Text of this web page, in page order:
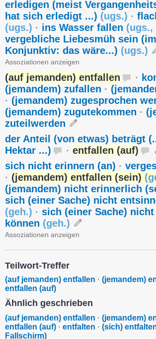
erledigen (meist
hat sich erledigt ...) (ugs.) ·
(ugs.) · ins Wasser fallen (ugs.,
vergebliche Liebesmüh sein (im
Konjunktiv: das wäre...) (ugs.)
Assoziationen anzeigen
(auf jemanden) entfallen ·
(jemandem) zufallen ·
· (jemandem) zugesprochen
(jemandem) zugutekommen ·
zuteilwerden
der Anteil (von etwas) beträgt
Hektar ...)
· entfallen (auf)
sich nicht erinnern (an) ·
· (jemandem) entfallen (sein) (
(jemandem) nicht erinnerlich
sich (einer Sache) nicht
(geh.) · sich (einer Sache)
können (geh.)
Assoziationen anzeigen
Teilwort-Treffer
(auf jemanden) entfallen · (jemandem)
entfallen (auf)
Ähnlich geschrieben
(auf jemanden) entfallen · (jemandem)
entfallen (auf) · entfalten · (sich)
Fallschirm)